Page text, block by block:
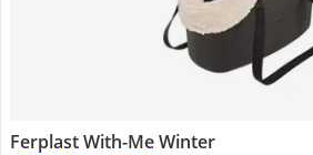
Ferplast With-Me Winter